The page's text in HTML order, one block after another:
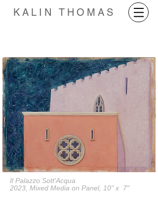
KALIN THOMAS
Il Palazzo Sott'Acqua
2023, Mixed Media on Panel, 10" x 7"